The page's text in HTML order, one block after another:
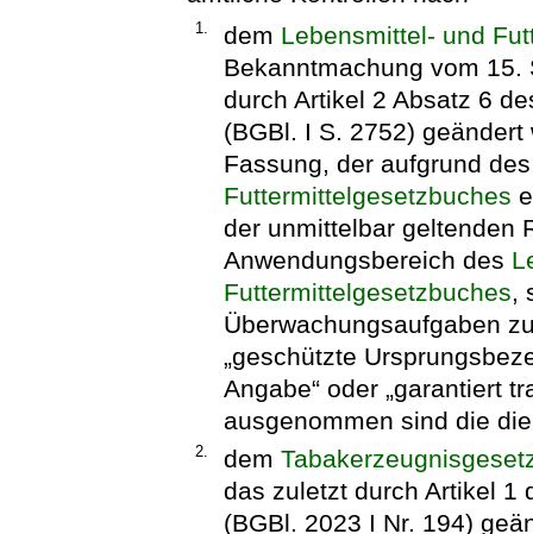
1. dem Lebensmittel- und
Bekanntmachung vom
durch Artikel 2 Absatz 6
(BGBl. I S. 2752)
Fassung, der aufgrund
Futtermittelgesetzbuches
der unmittelbar geltenden
Anwendungsbereich des
Futtermittelgesetzbuches,
Überwachungsaufgaben
„geschützte
Angabe“ oder „garantiert
ausgenommen sind die
2. dem
das zuletzt durch Artikel 1
(BGBl. 2023 I Nr. 194)